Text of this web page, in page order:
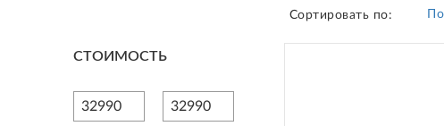
УМНЫЙ ДОМ И БЕЗОПАСНОСТЬ
СЕТЕВОЕ ОБОРУДОВАНИЕ
Сортировать по:
CТОИМОСТЬ